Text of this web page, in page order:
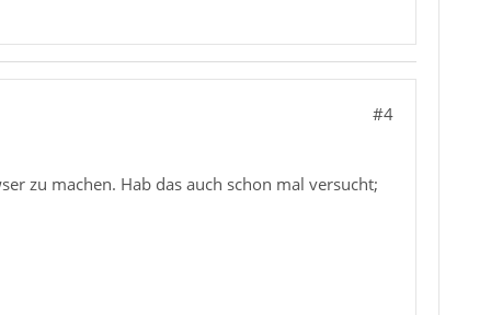
#4
zu machen. Hab das auch schon mal versucht;